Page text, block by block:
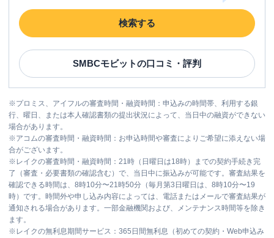
検索する
SMBCモビットの口コミ・評判
※プロミス、アイフルの審査時間・融資時間：申込みの時間帯、利用する銀
行、曜日、または本人確認書類の提出状況によって、当日中の融資ができない
場合があります。
※アコムの審査時間・融資時間：お申込時間や審査によりご希望に添えない場
合がございます。
※ レイクの審査時間・融資時間：21時（日曜日は18時）までの契約手続き完
了（審査・必要書類の確認含む）で、当日中に振込みが可能です。審査結果を
確認できる時間は、8時10分〜21時50分（毎月第3日曜日は、8時10分〜19
時）です。時間外や申し込み内容によっては、電話またはメールで審査結果が
通知される場合があります。一部金融機関および、メンテナンス時間等を除き
ます。
※ レイクの無利息期間サービス：365日間無利息（初めての契約・Web申込み